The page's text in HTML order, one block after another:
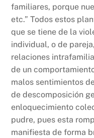
familiares, porque
etc.” Todos estos
que se tiene de la
individual, o de
relaciones
de un
malos sentimientos
de descomposición
enloquecimiento
pudre, pues esta
manifiesta de forma